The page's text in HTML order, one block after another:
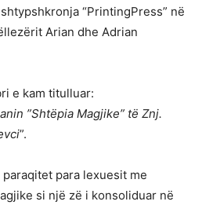
“PrintingPress” në
Arian dhe Adrian
e kam titulluar:
”Shtëpia Magjike” të Znj.
”.
para lexuesit me
si një zë i konsoliduar në